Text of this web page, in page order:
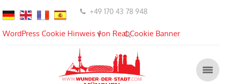
+49 170 43 78 948
WordPress Cookie Hinweis von Real Cookie Banner